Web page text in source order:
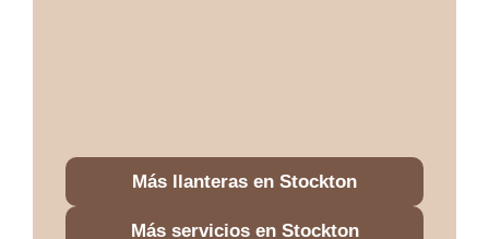
Más llanteras en Stockton
Más servicios en Stockton